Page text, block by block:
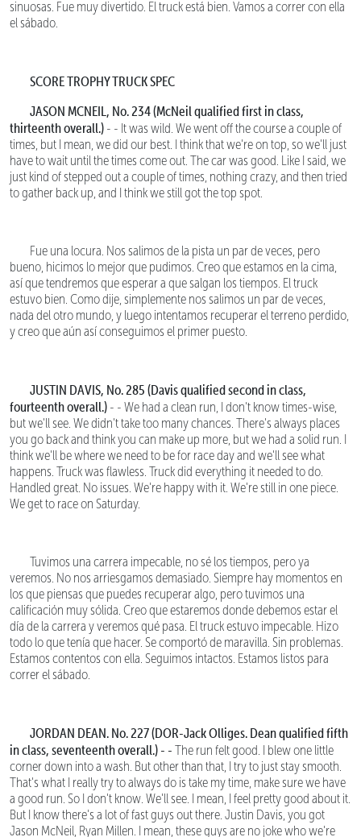
sinuosas. Fue muy divertido. El truck está bien. Vamos a correr con ella
el sábado.
SCORE TROPHY TRUCK SPEC
JASON MCNEIL, No. 234 (McNeil qualified first in class,
thirteenth overall.) - - It was wild. We went off the course a couple of
times, but I mean, we did our best. I think that we're on top, so we'll just
have to wait until the times come out. The car was good. Like I said, we
just kind of stepped out a couple of times, nothing crazy, and then tried
to gather back up, and I think we still got the top spot.
Fue una locura. Nos salimos de la pista un par de veces, pero
bueno, hicimos lo mejor que pudimos. Creo que estamos en la cima,
así que tendremos que esperar a que salgan los tiempos. El truck
estuvo bien. Como dije, simplemente nos salimos un par de veces,
nada del otro mundo, y luego intentamos recuperar el terreno perdido,
y creo que aún así conseguimos el primer puesto.
JUSTIN DAVIS, No. 285 (Davis qualified second in class,
fourteenth overall.) - - We had a clean run, I don't know times-wise,
but we'll see. We didn't take too many chances. There's always places
you go back and think you can make up more, but we had a solid run. I
think we'll be where we need to be for race day and we'll see what
happens. Truck was flawless. Truck did everything it needed to do.
Handled great. No issues. We're happy with it. We're still in one piece.
We get to race on Saturday.
Tuvimos una carrera impecable, no sé los tiempos, pero ya
veremos. No nos arriesgamos demasiado. Siempre hay momentos en
los que piensas que puedes recuperar algo, pero tuvimos una
calificación muy sólida. Creo que estaremos donde debemos estar el
día de la carrera y veremos qué pasa. El truck estuvo impecable. Hizo
todo lo que tenía que hacer. Se comportó de maravilla. Sin problemas.
Estamos contentos con ella. Seguimos intactos. Estamos listos para
correr el sábado.
JORDAN DEAN. No. 227 (DOR-Jack Olliges. Dean qualified fifth
in class, seventeenth overall.) - - The run felt good. I blew one little
corner down into a wash. But other than that, I try to just stay smooth.
That's what I really try to always do is take my time, make sure we have
a good run. So I don't know. We'll see. I mean, I feel pretty good about it.
But I know there's a lot of fast guys out there. Justin Davis, you got
Jason McNeil, Ryan Millen. I mean, these guys are no joke who we're